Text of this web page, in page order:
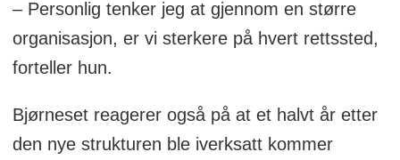
– Personlig tenker jeg at gjennom en større
organisasjon, er vi sterkere på hvert rettssted,
forteller hun.
Bjørneset reagerer også på at et halvt år etter
den nye strukturen ble iverksatt kommer